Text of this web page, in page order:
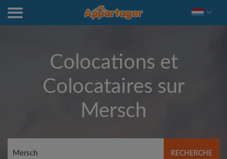
Colocations et
Colocataires sur
Mersch
RECHERCHE